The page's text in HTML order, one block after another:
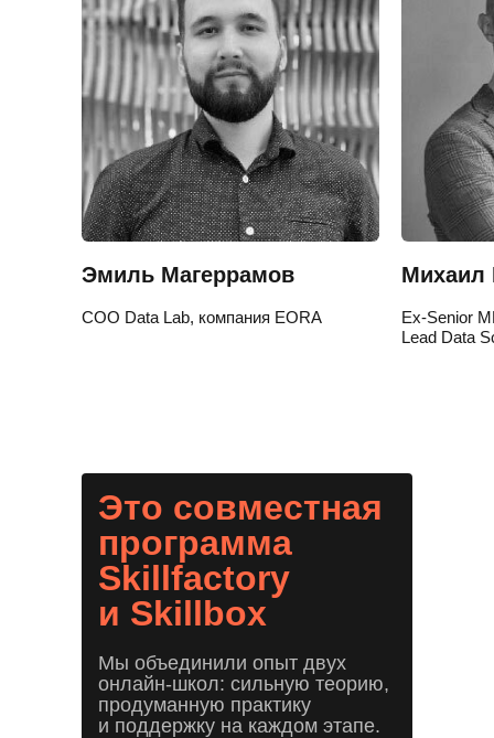
Эмиль Магеррамов
COO Data Lab, компания EORA
Михаил
Ex-Senior
Lead Data
Это совместная
программа
Skillfactory
и Skillbox
Мы объединили опыт двух
онлайн-школ: сильную теорию,
продуманную практику
и поддержку на каждом этапе.